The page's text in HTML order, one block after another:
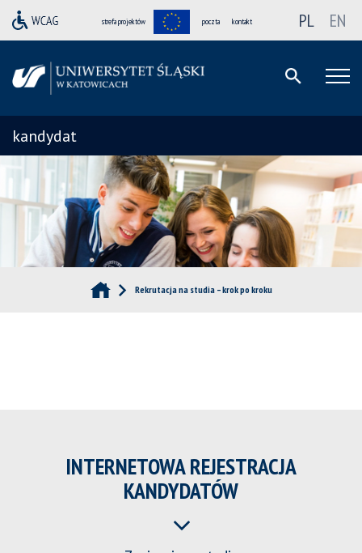
strefa projektów poczta kontakt PL EN
kandydat
Rekrutacja na studia – krok po kroku
INTERNETOWA REJESTRACJA
KANDYDATÓW